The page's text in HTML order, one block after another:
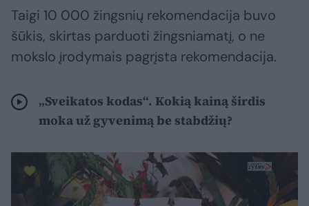
Taigi 10 000 žingsnių rekomendacija buvo
šūkis, skirtas parduoti žingsniamatį, o ne
mokslo įrodymais pagrįsta rekomendacija.
„Sveikatos kodas“. Kokią kainą širdis
moka už gyvenimą be stabdžių?